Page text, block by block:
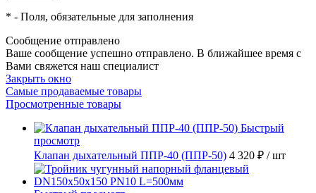
* - Поля, обязательные для заполнения
Сообщение отправлено
Ваше сообщение успешно отправлено. В ближайшее время с
Вами свяжется наш специалист
Закрыть окно
Самые продаваемые товары
Просмотренные товары
Быстрый
просмотр
Клапан дыхательный ППР-40 (ППР-50) 4 320 ₽ / шт